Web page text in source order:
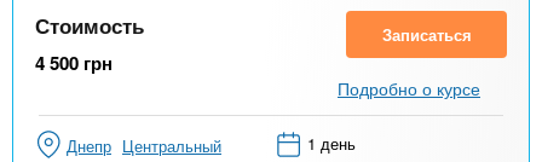
Стоимость
4 500 грн
Записаться
Подробно о курсе
Днепр Центральный 1 день